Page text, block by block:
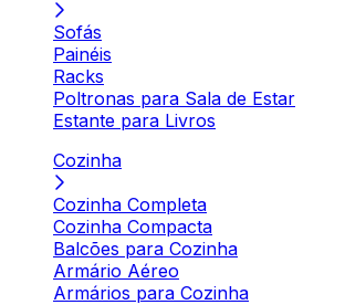
Sofás
Painéis
Racks
Poltronas para Sala de Estar
Estante para Livros
Cozinha
Cozinha Completa
Cozinha Compacta
Balcões para Cozinha
Armário Aéreo
Armários para Cozinha